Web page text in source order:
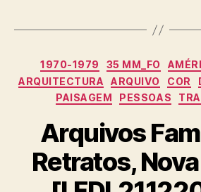
1970-1979 35 MM_FO
ARQUITECTURA
ARQUIVO COR
PAISAGEM
PESSOAS
Arquivos
Retratos,